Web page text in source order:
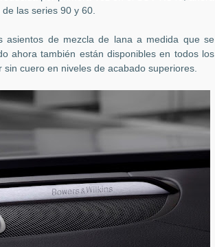
las series 90 y 60.
asientos de mezcla de lana a medida que se
ahora también están disponibles en todos los
cuero en niveles de acabado superiores.